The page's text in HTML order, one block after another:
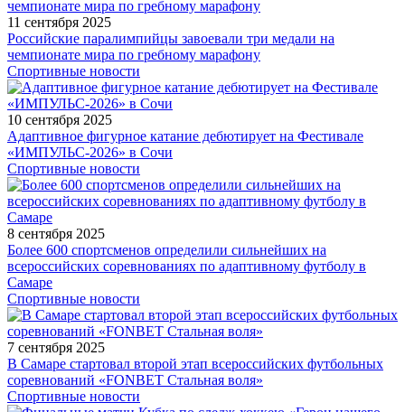
11 сентября 2025
Российские паралимпийцы завоевали три медали на
чемпионате мира по гребному марафону
Спортивные новости
10 сентября 2025
Адаптивное фигурное катание дебютирует на Фестивале
«ИМПУЛЬС-2026» в Сочи
Спортивные новости
8 сентября 2025
Более 600 спортсменов определили сильнейших на
всероссийских соревнованиях по адаптивному футболу в
Самаре
Спортивные новости
7 сентября 2025
В Самаре стартовал второй этап всероссийских футбольных
соревнований «FONBET Стальная воля»
Спортивные новости